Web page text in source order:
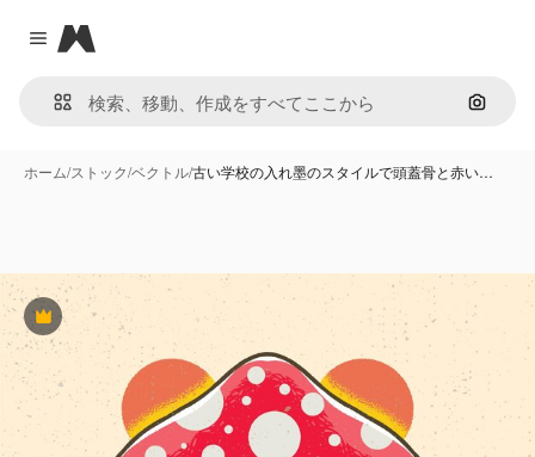
Close menu
Magnific
画像で
ホーム/ストック/ベクトル/古い学校の入れ墨のスタイルで頭蓋骨と赤い…
Premium